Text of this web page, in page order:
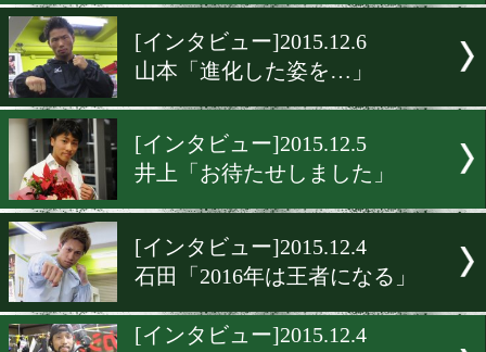
[インタビュー]2015.12.8
伊藤「一番強いと…」
[インタビュー]2015.12.7
細野「良い緊張感がある!」